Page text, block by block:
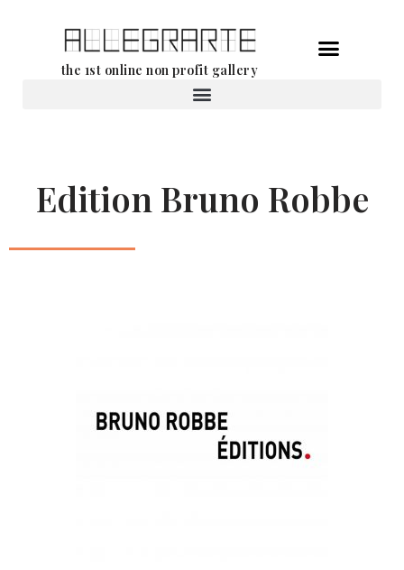
the 1st online non profit gallery
Edition Bruno Robbe